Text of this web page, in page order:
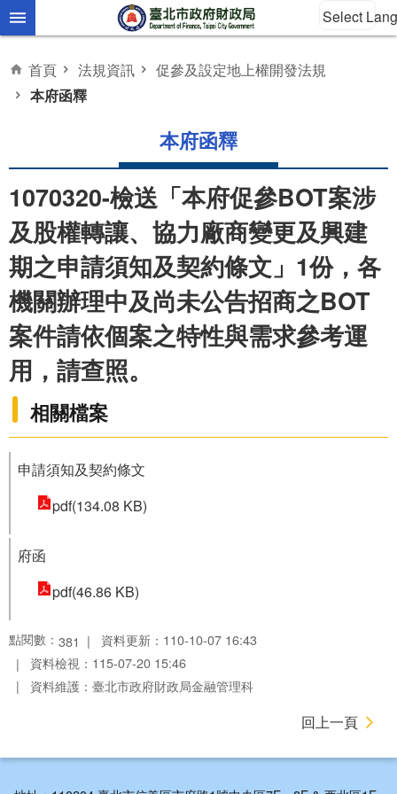
跳到主要內容區塊 Select
首頁 法規資訊 促參及設定地上權開發法規
本府函釋
本府函釋
1070320-檢送「本府促參BOT案涉
及股權轉讓、協力廠商變更及興建
期之申請須知及契約條文」1份，各
機關辦理中及尚未公告招商之BOT
案件請依個案之特性與需求參考運
用，請查照。
相關檔案
申請須知及契約條文
pdf(134.08 KB)
府函
pdf(46.86 KB)
點閱數： 381
資料更新：110-10-07 16:43
資料檢視：115-07-20 15:46
資料維護：臺北市政府財政局金融管理科
回上一頁